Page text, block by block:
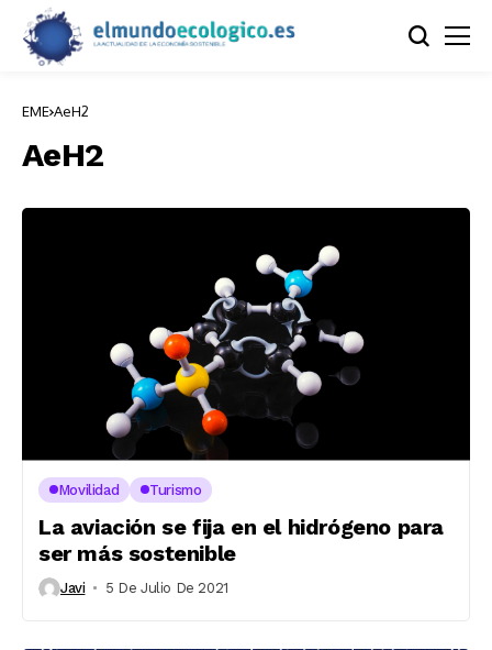
EME AeH2
AeH2
Movilidad Turismo
La aviación se fija en el hidrógeno para
ser más sostenible
Javi 5 De Julio De 2021